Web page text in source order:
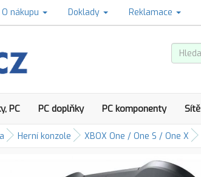
O nákupu Doklady Reklamace
PC PC doplňky PC komponenty Sítě
Herní konzole XBOX One / One S / One X